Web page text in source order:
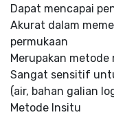
Dapat mencapai
Akurat dalam
permukaan
Merupakan
Sangat sensitif
(air, bahan galian
Metode Insitu